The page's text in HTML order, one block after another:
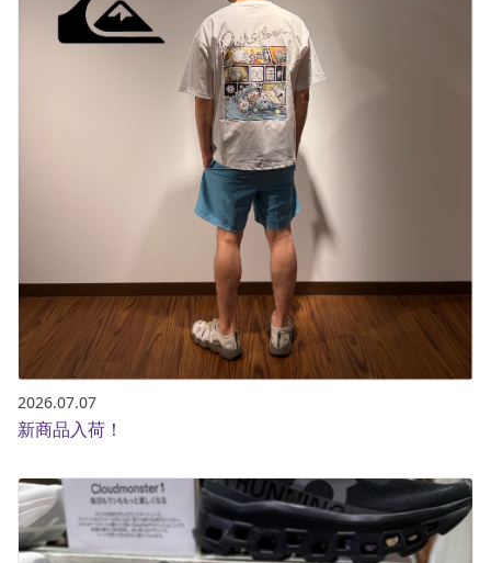
2026.07.07
新商品入荷！